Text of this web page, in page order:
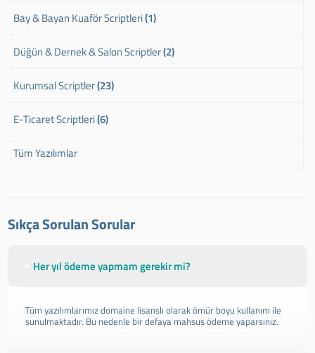
Bay & Bayan Kuaför Scriptleri(1)
Düğün & Dernek & Salon Scriptler(2)
Kurumsal Scriptler(23)
E-Ticaret Scriptleri(6)
Tüm Yazılımlar
Sıkça Sorulan Sorular
Her yıl ödeme yapmam gerekir mi?
Tüm yazılımlarımız domaine lisanslı olarak ömür boyu kullanım ile
sunulmaktadır. Bu nedenle bir defaya mahsus ödeme yaparsınız.